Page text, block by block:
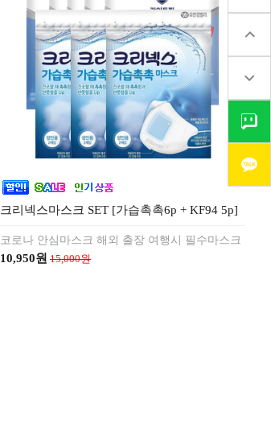
크리넥스마스크 SET [가습촉촉6p + KF94 5p]
코로나 안심마스크 해외 출장 여행시 필수마스크
10,950원 15,000원